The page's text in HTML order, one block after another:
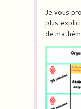
Je vous
plus
de